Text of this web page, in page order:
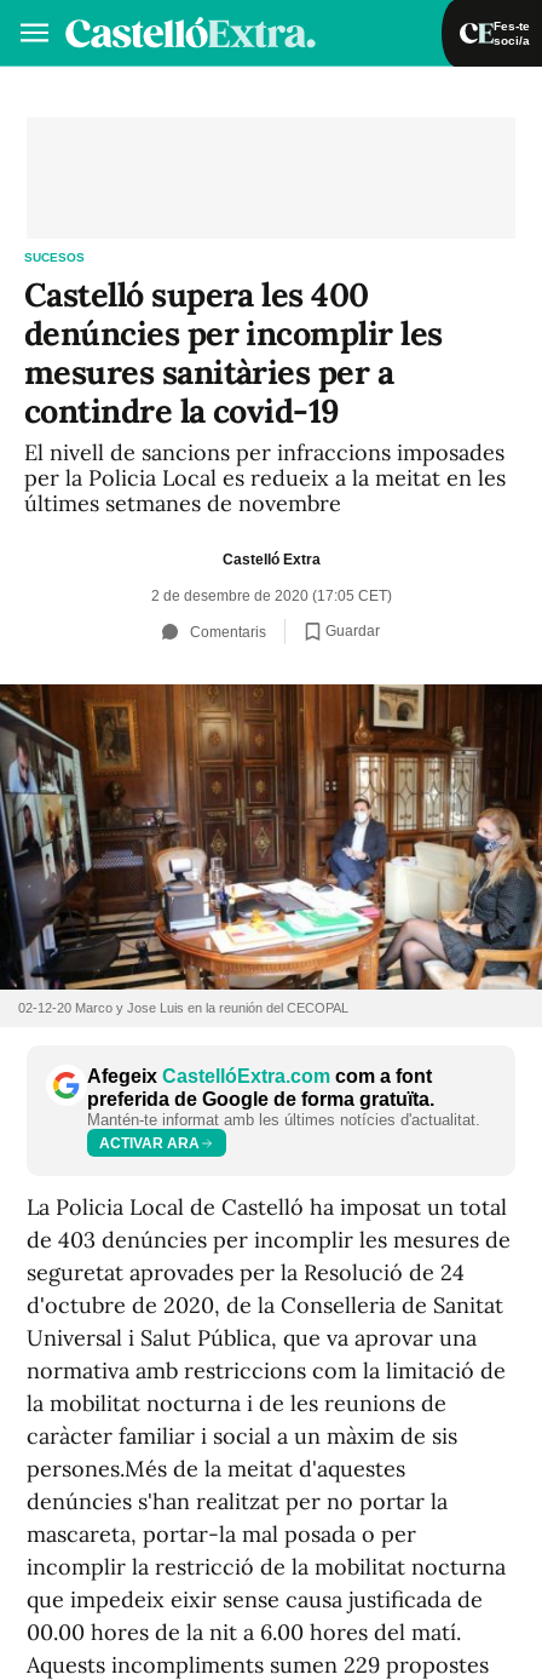
Fes-te
soci/a
SUCESOS
Castelló supera les 400
denúncies per incomplir les
mesures sanitàries per a
contindre la covid-19
El nivell de sancions per infraccions imposades
per la Policia Local es redueix a la meitat en les
últimes setmanes de novembre
Castelló Extra
2 de desembre de 2020 (17:05 CET)
Comentaris Guardar
02-12-20 Marco y Jose Luis en la reunión del CECOPAL
Afegeix CastellóExtra.com com a font
preferida de Google de forma gratuïta.
Mantén-te informat amb les últimes notícies d'actualitat.
ACTIVAR ARA
La Policia Local de Castelló ha imposat un total
de 403 denúncies per incomplir les mesures de
seguretat aprovades per la Resolució de 24
d'octubre de 2020, de la Conselleria de Sanitat
Universal i Salut Pública, que va aprovar una
normativa amb restriccions com la limitació de
la mobilitat nocturna i de les reunions de
caràcter familiar i social a un màxim de sis
persones.Més de la meitat d'aquestes
denúncies s'han realitzat per no portar la
mascareta, portar-la mal posada o per
incomplir la restricció de la mobilitat nocturna
que impedeix eixir sense causa justificada de
00.00 hores de la nit a 6.00 hores del matí.
Aquests incompliments sumen 229 propostes